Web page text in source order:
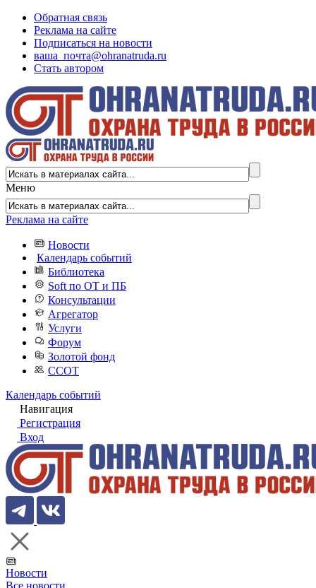
Обратная связь
Реклама на сайте
Подписаться на новости
ваша_почта@ohranatruda.ru
Стать автором
Меню
Реклама на сайте
Новости
Календарь событий
Библиотека
Soft по ОТ и ПБ
Консультации
Агрегатор
Услуги
Форум
Золотой фонд
ССОТ
Календарь событий
Навигация
Регистрация
Вход
Новости
Все новости